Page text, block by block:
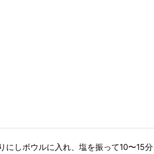
にしボウルに入れ、塩を振って10〜15分